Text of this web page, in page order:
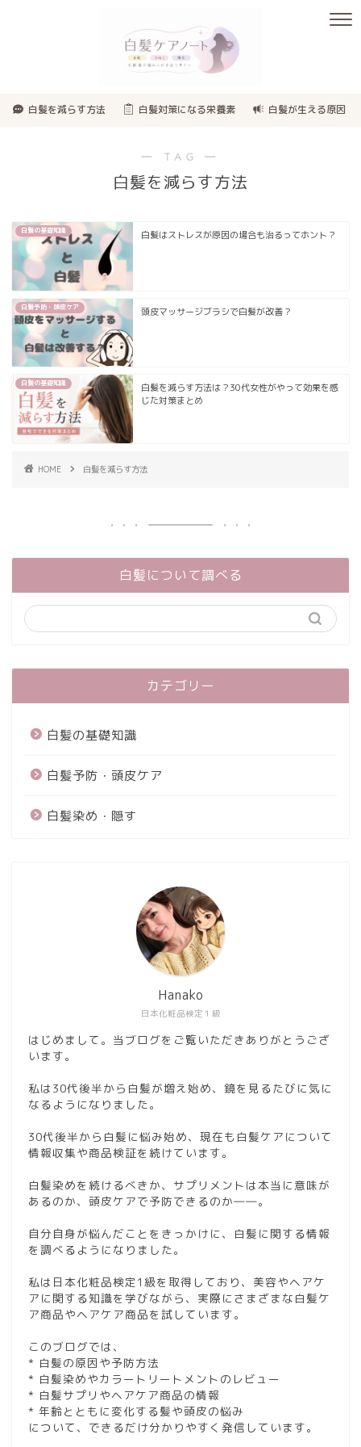
白髪を減らす方法 白髪対策になる栄養素 白髪が生える原因
― TAG ―
白髪を減らす方法
白髪の基礎知識 白髪はストレスが原因の場合も治るってホント？
白髪予防・頭皮ケア 頭皮マッサージブラシで白髪が改善？
白髪の基礎知識
白髪を減らす方法は？30代女性がやって効果を感
じた対策まとめ
HOME 白髪を減らす方法
白髪について調べる
カテゴリー
白髪の基礎知識
白髪予防・頭皮ケア
白髪染め・隠す
日本化粧品検定１級
Hanako
はじめまして。当ブログをご覧いただきありがとうござ
います。
私は30代後半から白髪が増え始め、鏡を見るたびに気に
なるようになりました。
30代後半から白髪に悩み始め、現在も白髪ケアについて
情報収集や商品検証を続けています。
白髪染めを続けるべきか、サプリメントは本当に意味が
あるのか、頭皮ケアで予防できるのか――。
自分自身が悩んだことをきっかけに、白髪に関する情報
を調べるようになりました。
私は日本化粧品検定1級を取得しており、美容やヘアケ
アに関する知識を学びながら、実際にさまざまな白髪ケ
ア商品やヘアケア商品を試しています。
このブログでは、
* 白髪の原因や予防方法
* 白髪染めやカラートリートメントのレビュー
* 白髪サプリやヘアケア商品の情報
* 年齢とともに変化する髪や頭皮の悩み
について、できるだけ分かりやすく発信しています。
お問い合わせ